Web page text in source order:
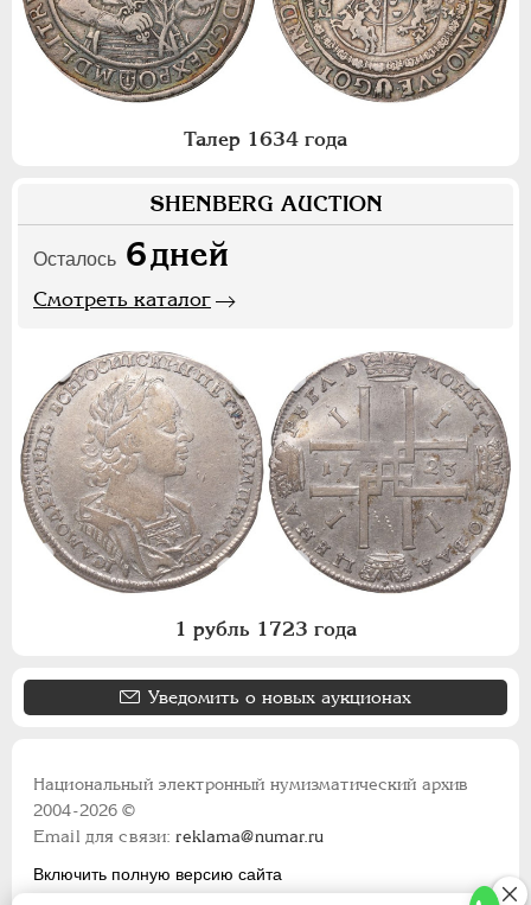
Талер 1634 года
SHENBERG AUCTION
Осталось 6дней
Смотреть каталог
1 рубль 1723 года
Уведомить о новых аукционах
Национальный электронный нумизматический архив
2004-2026 ©
Email для связи:reklama@numar.ru
Включить полную версию сайта